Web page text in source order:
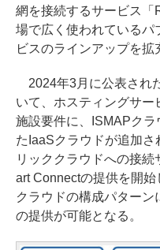
網を接続するサービス
場で広く使われているパ
ビスのラインアップを拡
2024年3月に公表され
いて、ホスティングサー
施設要件に、ISMAPク
たIaaSクラウドが追加
リッククラウドへの接
art Connectの提供を開
クラウドの構成パターン
の提供が可能となる。